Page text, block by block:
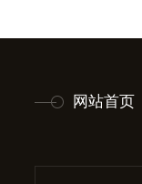
网站首页